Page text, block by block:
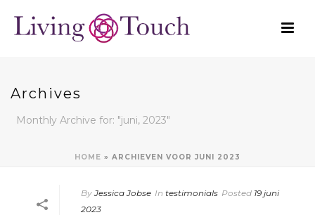
Archives
Monthly Archive for: "juni, 2023"
HOME » ARCHIEVEN VOOR JUNI 2023
By Jessica Jobse In testimonials Posted 19 juni
2023